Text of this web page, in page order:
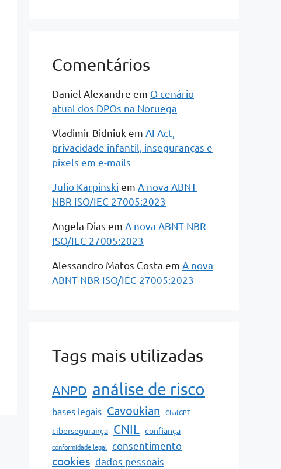
Comentários
Daniel Alexandre em O cenário
atual dos DPOs na Noruega
Vladimir Bidniuk em AI Act,
privacidade infantil, inseguranças e
pixels em e-mails
Julio Karpinski em A nova ABNT
NBR ISO/IEC 27005:2023
Angela Dias em A nova ABNT NBR
ISO/IEC 27005:2023
Alessandro Matos Costa em A nova
ABNT NBR ISO/IEC 27005:2023
Tags mais utilizadas
ANPD análise de risco
bases legais Cavoukian ChatGPT
cibersegurança CNIL confiança
conformidade legal consentimento
cookies dados pessoais